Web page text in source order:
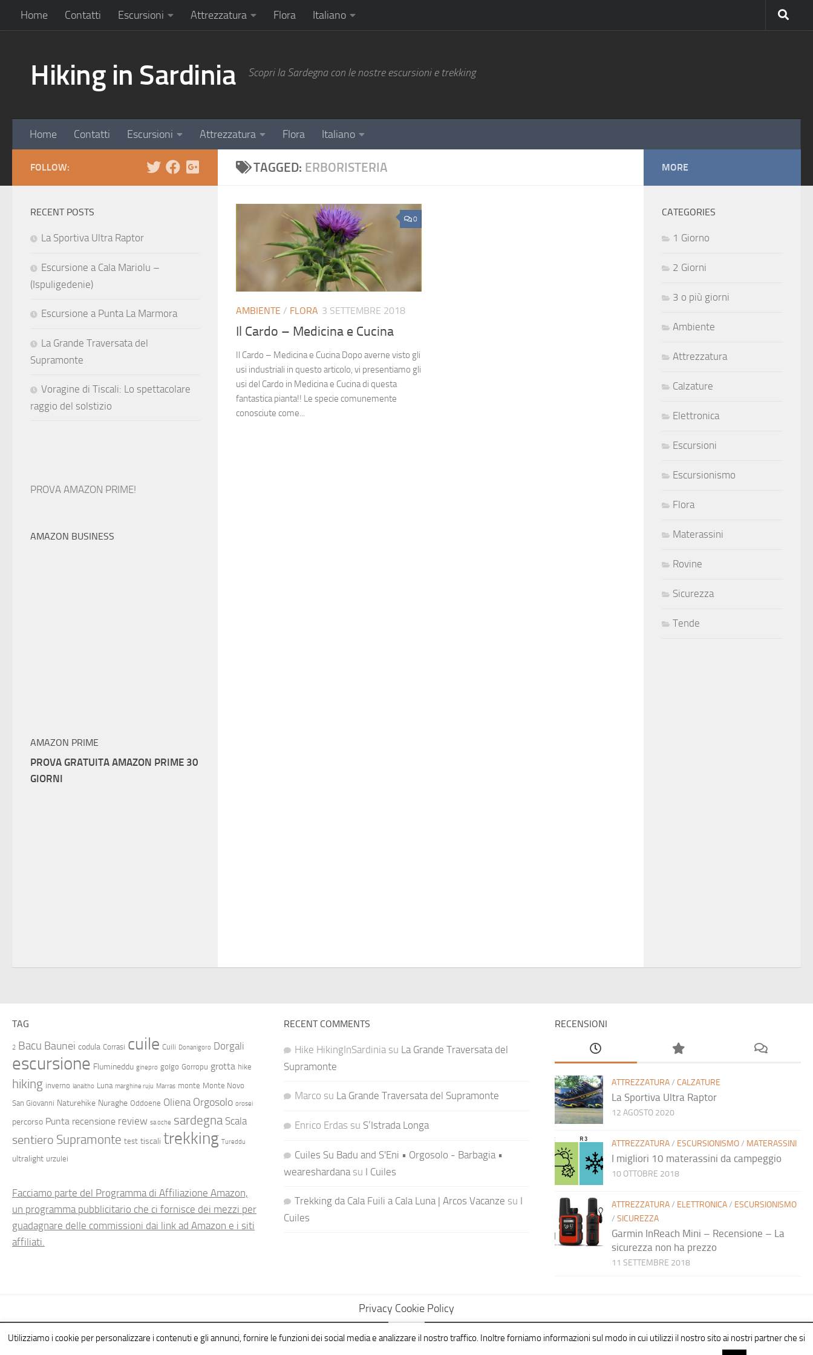
Home Contatti Escursioni Attrezzatura Flora Italiano
Hiking in Sardinia Scopri la Sardegna con le nostre escursioni e trekking
Home Contatti Escursioni Attrezzatura Flora Italiano
TAGGED: ERBORISTERIA
0
AMBIENTE / FLORA 3 SETTEMBRE 2018
Il Cardo – Medicina e Cucina
Il Cardo – Medicina e Cucina Dopo averne visto gli
usi industriali in questo articolo, vi presentiamo gli
usi del Cardo in Medicina e Cucina di questa
fantastica pianta!! Le specie comunemente
conosciute come...
FOLLOW:
RECENT POSTS
La Sportiva Ultra Raptor
Escursione a Cala Mariolu –
(Ispuligedenie)
Escursione a Punta La Marmora
La Grande Traversata del
Supramonte
Voragine di Tiscali: Lo spettacolare
raggio del solstizio
PROVA AMAZON PRIME!
AMAZON BUSINESS
AMAZON PRIME
PROVA GRATUITA AMAZON PRIME 30
GIORNI
MORE
CATEGORIES
1 Giorno
2 Giorni
3 o più giorni
Ambiente
Attrezzatura
Calzature
Elettronica
Escursioni
Escursionismo
Flora
Materassini
Rovine
Sicurezza
Tende
TAG
2 Bacu Baunei codula Corrasi cuile Cuili Donanigoro Dorgali
escursione Flumineddu ginepro golgo Gorropu grotta hike
hiking inverno lanaitho Luna marghine ruju Marras monte Monte Novo
San Giovanni Naturehike Nuraghe Oddoene Oliena Orgosolo orosei
percorso Punta recensione review sa oche sardegna Scala
sentiero Supramonte test tiscali trekking Tureddu
ultralight urzulei
Facciamo parte del Programma di Affiliazione Amazon,
un programma pubblicitario che ci fornisce dei mezzi per
guadagnare delle commissioni dai link ad Amazon e i siti
affiliati.
RECENT COMMENTS
Hike HikingInSardiniasu La Grande Traversata del
Supramonte
Marco su La Grande Traversata del Supramonte
Enrico Erdas su S’Istrada Longa
Cuiles Su Badu and S'Eni • Orgosolo - Barbagia •
weareshardanasu I Cuiles
Trekking da Cala Fuili a Cala Luna | Arcos Vacanze su I
Cuiles
RECENSIONI
ATTREZZATURA/CALZATURE
La Sportiva Ultra Raptor
12 AGOSTO 2020
ATTREZZATURA/ ESCURSIONISMO/ MATERASSINI
I migliori 10 materassini da campeggio
10 OTTOBRE 2018
ATTREZZATURA/ ELETTRONICA/ ESCURSIONISMO
/SICUREZZA
Garmin InReach Mini – Recensione – La
sicurezza non ha prezzo
11 SETTEMBRE 2018
Privacy Cookie Policy
Utilizziamo i cookie per personalizzare i contenuti e gli annunci, fornire le funzioni dei social media e analizzare il nostro traffico. Inoltre forniamo informazioni sul modo in cui utilizzi il nostro sito ai nostri partner che si